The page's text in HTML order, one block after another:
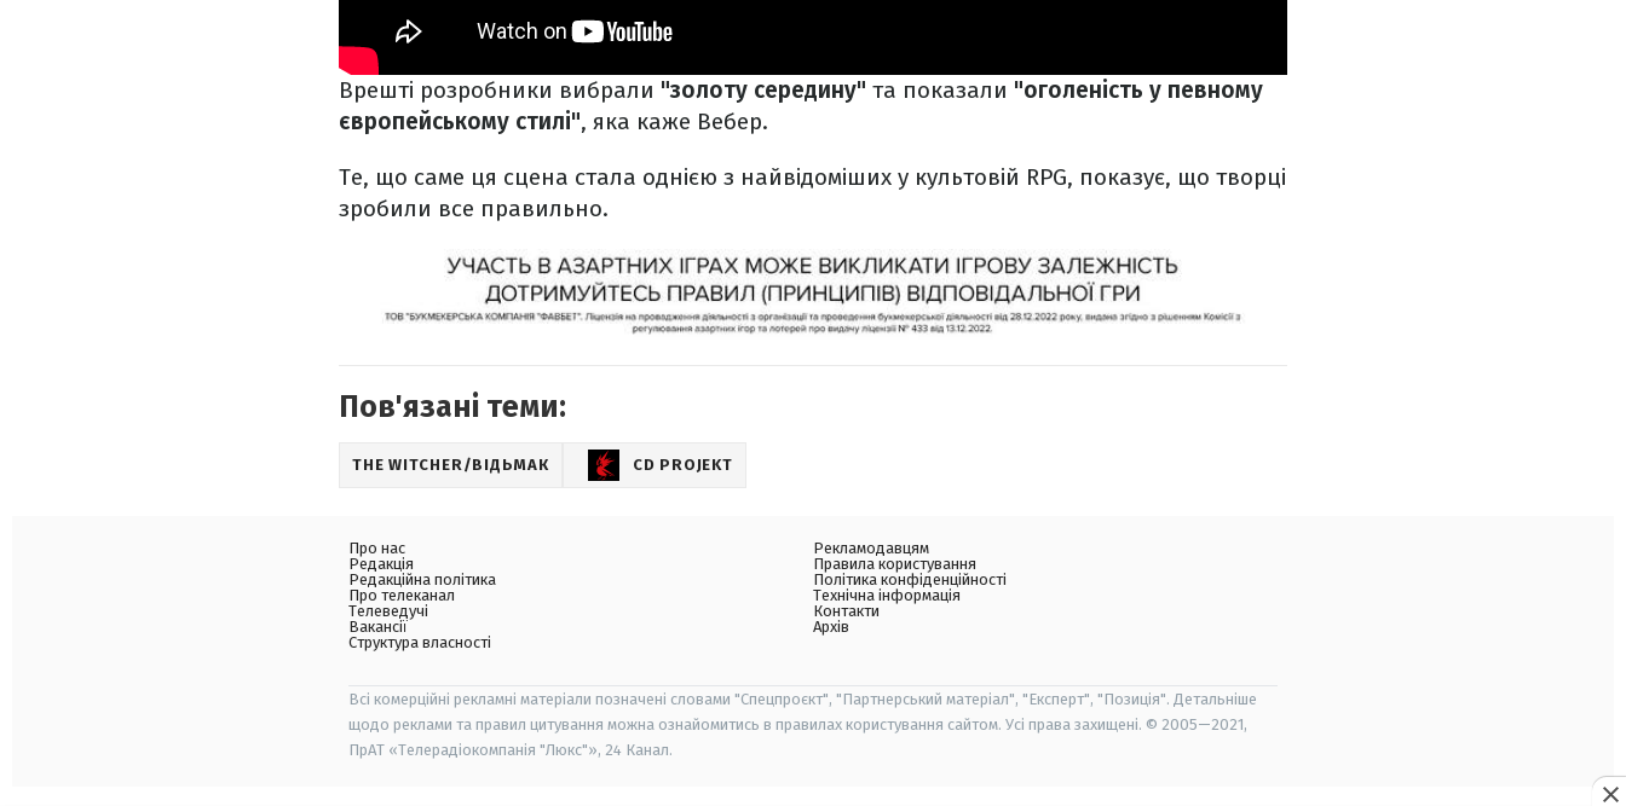
Врешті розробники вибрали "золоту середину" та показали "оголеність у певному
європейському стилі", яка каже Вебер.
Те, що саме ця сцена стала однією з найвідоміших у культовій RPG, показує, що творці
зробили все правильно.
Пов'язані теми:
THE WITCHER/ВІДЬМАК CD PROJEKT
Про нас
Редакція
Редакційна політика
Про телеканал
Телеведучі
Вакансії
Структура власності
Рекламодавцям
Правила користування
Політика конфіденційності
Технічна інформація
Контакти
Архів
Всі комерційні рекламні матеріали позначені словами "Спецпроєкт", "Партнерський матеріал", "Експерт", "Позиція". Детальніше
щодо реклами та правил цитування можна ознайомитись в правилах користування сайтом. Усі права захищені. © 2005—2021,
ПрАТ «Телерадіокомпанія "Люкс"», 24 Канал.